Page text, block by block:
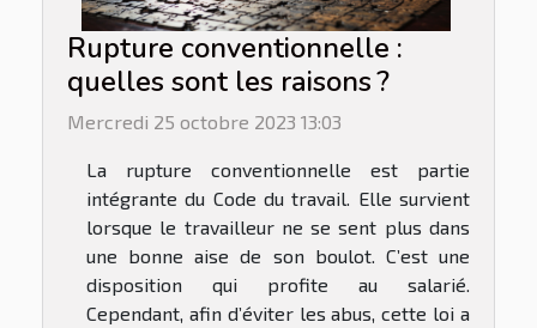
Rupture conventionnelle :
quelles sont les raisons ?
Mercredi 25 octobre 2023 13:03
La rupture conventionnelle est partie
intégrante du Code du travail. Elle survient
lorsque le travailleur ne se sent plus dans
une bonne aise de son boulot. C’est une
disposition qui profite au salarié.
Cependant, afin d’éviter les abus, cette loi a